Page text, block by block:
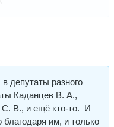
депутаты разного
Каданцев В. А.,
С. В., и ещё кто-то. И
благодаря им, и только